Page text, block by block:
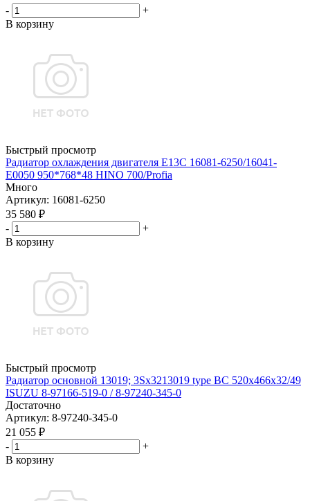
-
+
В корзину
Быстрый просмотр
Радиатор охлаждения двигателя E13C 16081-6250/16041-
E0050 950*768*48 HINO 700/Profia
Много
Артикул: 16081-6250
35 580 ₽
-
+
В корзину
Быстрый просмотр
Радиатор основной 13019; 3Sx3213019 type BC 520x466x32/49
ISUZU 8-97166-519-0 / 8-97240-345-0
Достаточно
Артикул: 8-97240-345-0
21 055 ₽
-
+
В корзину